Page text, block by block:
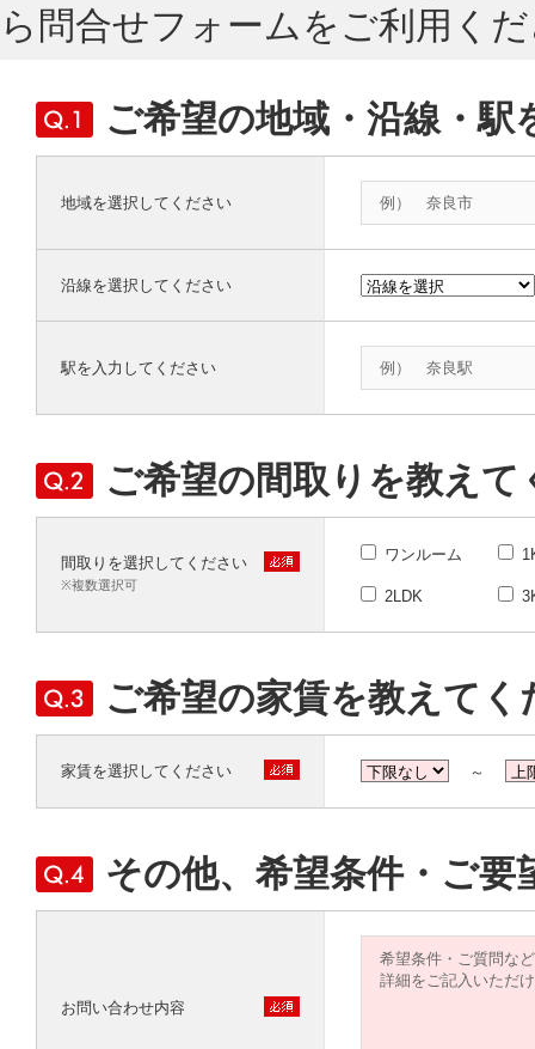
ら問合せフォームをご利用く
ご希望の地域・沿線・駅
地域を選択してください
沿線を選択してください
駅を入力してください
ご希望の間取りを教えて
間取りを選択してください
※複数選択可
ワンルーム
2LDK
ご希望の家賃を教えてく
家賃を選択してください ～
その他、希望条件・ご
お問い合わせ内容